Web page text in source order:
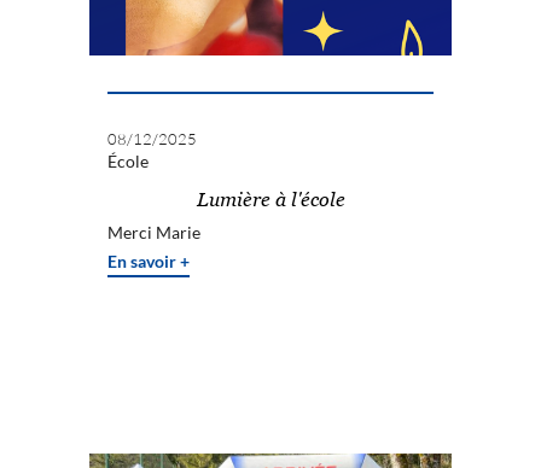
08/12/2025
École
Lumière à l'école
Merci Marie
En savoir +